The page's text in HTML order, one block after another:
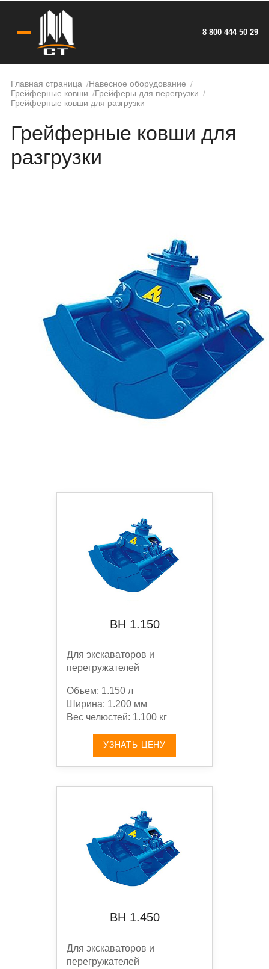
8 800 444 50 29
Главная страница
Навесное оборудование
Грейферные ковши
Грейферы для перегрузки
Грейферные ковши для разгрузки
Грейферные ковши для
разгрузки
BН 1.150
Для экскаваторов и
перегружателей
Объем: 1.150 л
Ширина: 1.200 мм
Вес челюстей: 1.100 кг
УЗНАТЬ ЦЕНУ
BН 1.450
Для экскаваторов и
перегружателей